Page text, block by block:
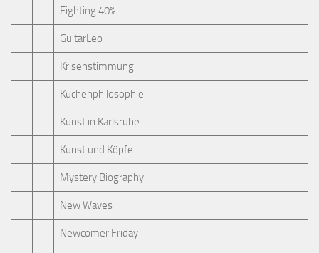
Fighting 40%
GuitarLeo
Krisenstimmung
Küchenphilosophie
Kunst in Karlsruhe
Kunst und Köpfe
Mystery Biography
New Waves
Newcomer Friday